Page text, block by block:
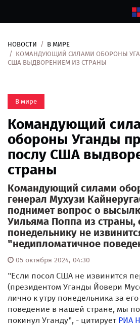
Новости
Контакты
О
нас
НОВОСТИ
В МИРЕ
КОМАНДУЮЩИЙ СИЛАМИ ОБОРОНЫ
США ВЫДВОРЕНИЕМ ИЗ СТРАНЫ
В мире
Командующий
обороны Уганды
послу США
страны
Командующий силами
генерал Мухузи
поднимет вопрос о
Уильяма Поппа из страны,
понедельнику не
"недипломатичное
05 октября 2024, 04:30
"Если посол США не извинится
(президентом Уганды Йовери
лично к утру понедельника за
поведение в нашей стране, мы
покинул Уганду", - цитирует РИА